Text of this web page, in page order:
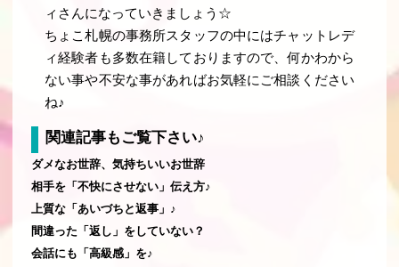
ィさんになっていきましょう☆
ちょこ札幌の事務所スタッフの中にはチャットレデ
ィ経験者も多数在籍しておりますので、何かわから
ない事や不安な事があればお気軽にご相談ください
ね♪
関連記事もご覧下さい♪
ダメなお世辞、気持ちいいお世辞
相手を「不快にさせない」伝え方♪
上質な「あいづちと返事」♪
間違った「返し」をしていない？
会話にも「高級感」を♪